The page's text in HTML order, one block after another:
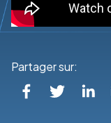
Partager sur: